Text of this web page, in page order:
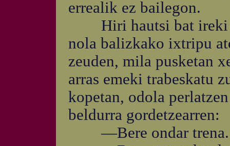
errealik ez bailegon.
Hiri hautsi bat ireki
nola balizkako ixtripu
zeuden, mila pusketan
arras emeki trabeskatu
kopetan, odola
beldurra gordetzearren:
—Bere ondar